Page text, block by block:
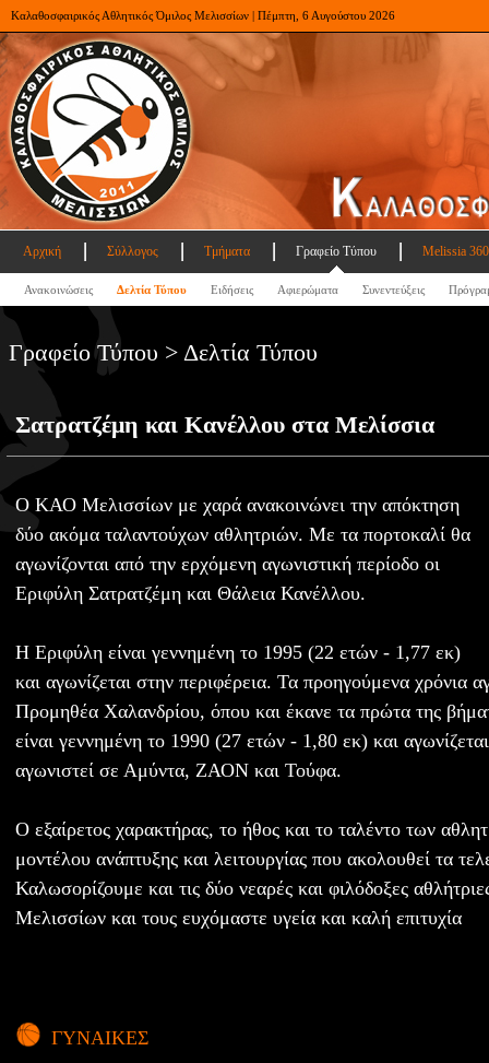
Καλαθοσφαιρικός Αθλητικός Όμιλος Μελισσίων | Πέμπτη, 6 Αυγούστου 2026
Αρχική Σύλλογος Τμήματα Γραφείο Τύπου Melissia
Ανακοινώσεις Δελτία Τύπου Ειδήσεις Αφιερώματα Συνεντεύξεις
Γραφείο Τύπου > Δελτία Τύπου
Σατρατζέμη και Κανέλλου στα Μελίσσια
Ο ΚΑΟ Μελισσίων με χαρά ανακοινώνει την απόκτηση
δύο ακόμα ταλαντούχων αθλητριών. Με τα πορτοκαλί θα
αγωνίζονται από την ερχόμενη αγωνιστική περίοδο οι
Εριφύλη Σατρατζέμη και Θάλεια Κανέλλου.
Η Εριφύλη είναι γεννημένη το 1995 (22 ετών - 1,77 εκ)
και αγωνίζεται στην περιφέρεια. Τα προηγούμενα χρόνια
Προμηθέα Χαλανδρίου, όπου και έκανε τα πρώτα της
είναι γεννημένη το 1990 (27 ετών - 1,80 εκ) και
αγωνιστεί σε Αμύντα, ΖΑΟΝ και Τούφα.
Ο εξαίρετος χαρακτήρας, το ήθος και το ταλέντο των
μοντέλου ανάπτυξης και λειτουργίας που ακολουθεί τα
Καλωσορίζουμε και τις δύο νεαρές και φιλόδοξες
Μελισσίων και τους ευχόμαστε υγεία και καλή επιτυχία
ΓΥΝΑΙΚΕΣ